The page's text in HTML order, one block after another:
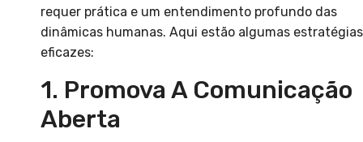
requer prática e um entendimento profundo das
dinâmicas humanas. Aqui estão algumas estratégias
eficazes:
1. Promova A Comunicação
Aberta